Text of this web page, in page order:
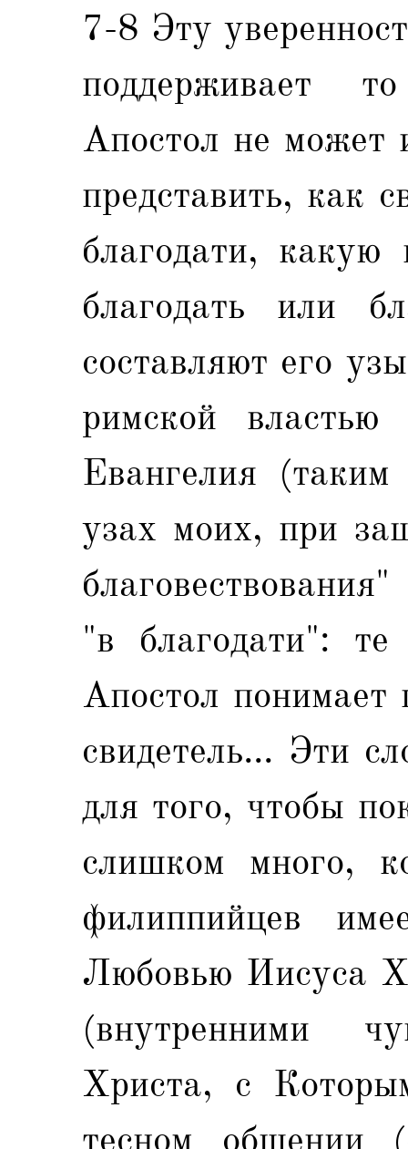
7-8 Эту
поддерживает
Апостол не может
представить, как
благодати,
благодать или
составляют его
римской
Евангелия
узах моих, при
"в благодати":
Апостол
свидетель... Эти
для того, чтобы
слишком много,
филиппийцев
Любовью Иисуса
(внутренними
Христа, с
тесном